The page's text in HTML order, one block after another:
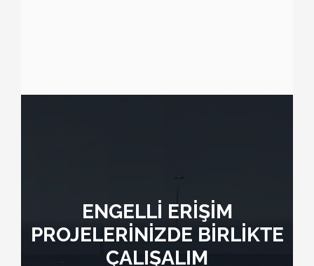
ENGELLİ ERİŞİM
PROJELERİNİZDE BİRLİKTE
ÇALIŞALIM